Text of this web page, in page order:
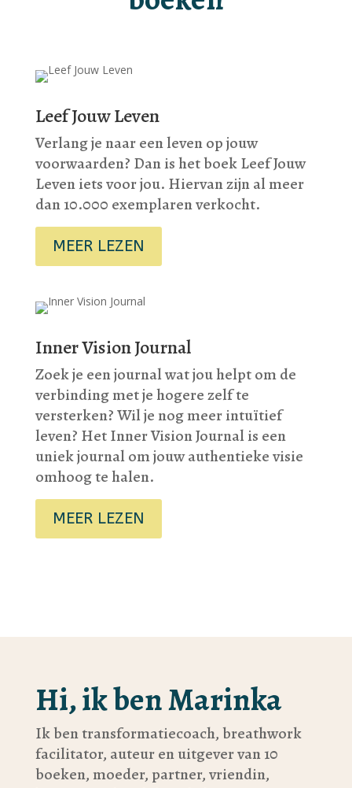
Leef Jouw Leven
Verlang je naar een leven op jouw
voorwaarden? Dan is het boek Leef Jouw
Leven iets voor jou. Hiervan zijn al meer
dan 10.000 exemplaren verkocht.
MEER LEZEN
Inner Vision Journal
Zoek je een journal wat jou helpt om de
verbinding met je hogere zelf te
versterken? Wil je nog meer intuïtief
leven? Het Inner Vision Journal is een
uniek journal om jouw authentieke visie
omhoog te halen.
MEER LEZEN
Hi, ik ben Marinka
Ik ben transformatiecoach, breathwork
facilitator, auteur en uitgever van 10
boeken, moeder, partner, vriendin,